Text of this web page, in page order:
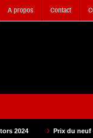
A propos Contact
Prix du neuf – VMS 2024